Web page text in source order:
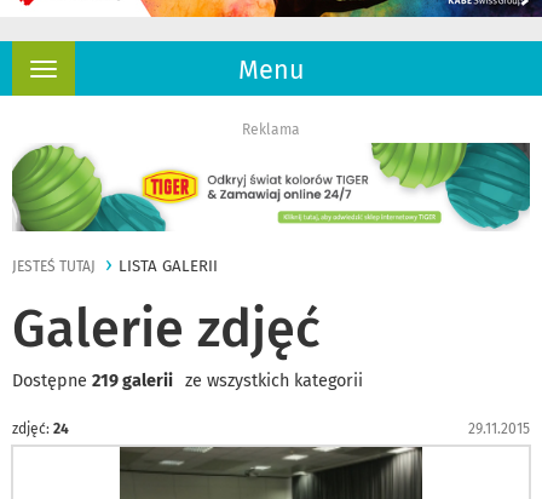
Menu
Rozwiń
Reklama
JESTEŚ TUTAJ LISTA GALERII
Galerie zdjęć
Dostępne 219 galerii ze wszystkich kategorii
zdjęć: 24 29.11.2015